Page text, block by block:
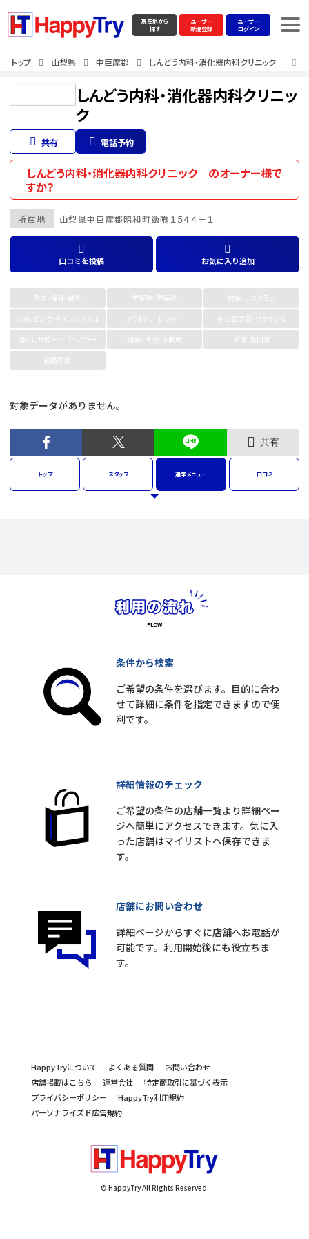
現在地から
探す
ユーザー
新規登録
ユーザー
ログイン
トップ 山梨県 中巨摩郡 しんどう内科・消化器内科クリニック
しんどう内科・消化器内科クリニッ
ク
共有 電話予約
しんどう内科・消化器内科クリニック のオーナー様で
すか？
所在地 山梨県中巨摩郡昭和町飯喰１５４４－１
口コミを投稿 お気に入り追加
整体・接骨・鍼灸 学習塾・予備校
飲食・レストラン
ショッピング・ライフスタイル
アウトドア・レジャー
中古品売買・リサイクル
暮らしサポート・デリバリー
建設・住宅・不動産
法律・専門家
冠婚葬祭
対象データがありません。
共有
トップ スタッフ 通常メニュー 口コミ
条件から検索
ご希望の条件を選びます。目的に合わ
せて詳細に条件を指定できますので便
利です。
詳細情報のチェック
ご希望の条件の店舗一覧より詳細ペー
ジへ簡単にアクセスできます。気に入
った店舗はマイリストへ保存できま
す。
店舗にお問い合わせ
詳細ページからすぐに店舗へお電話が
可能です。利用開始後にも役立ちま
す。
HappyTryについて よくある質問
お問い合わせ
店舗掲載はこちら
運営会社
特定商取引に基づく表示
プライバシーポリシー
HappyTry利用規約
パーソナライズド広告規約
© HappyTry All Rights Reserved.